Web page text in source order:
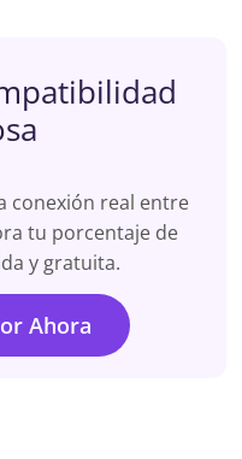
conexión real entre
tu porcentaje de
y gratuita.
Ahora